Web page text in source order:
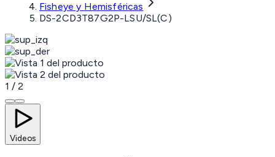
Fisheye y Hemisféricas
DS-2CD3T87G2P-LSU/SL(C)
1 / 2
Videos